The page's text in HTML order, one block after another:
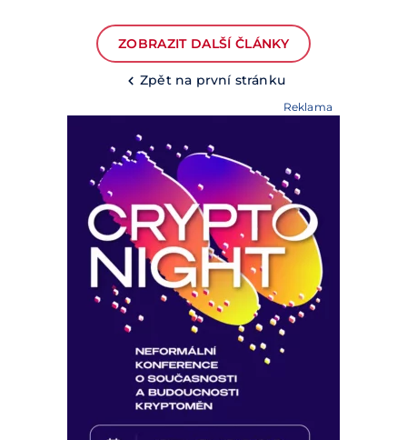
ZOBRAZIT DALŠÍ ČLÁNKY
Zpět na první stránku
Reklama